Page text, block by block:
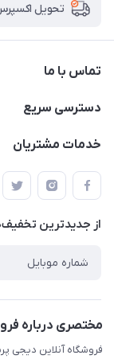
تحویل
تماس با ما
09172138137
دسترسی سریع
حساب کاربری
لیست محصولات
درباره ما
خدمات مشتریان
قوانین و مقررات
حریم خصوصی
راهنما
از جدید‌ترین
مختصری درباره
فروشگاه آنلاین دیجی